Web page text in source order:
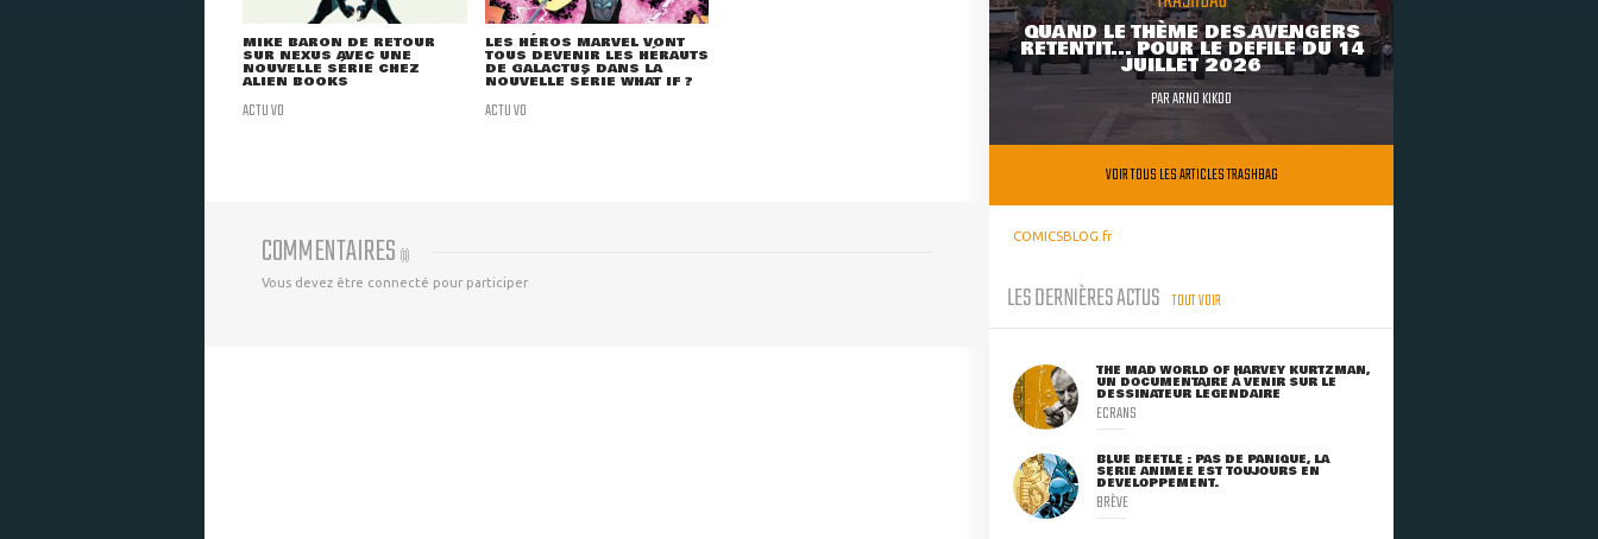
MIKE BARON DE RETOUR
SUR NEXUS AVEC UNE
NOUVELLE SÉRIE CHEZ
ALIEN BOOKS
ACTU VO
LES HÉROS MARVEL VONT
TOUS DEVENIR LES HÉRAUTS
DE GALACTUS DANS LA
NOUVELLE SÉRIE WHAT IF ?
ACTU VO
COMMENTAIRES (0)
Vous devez être connecté pour participer
QUAND LE THÈME DES AVENGERS
RETENTIT... POUR LE DÉFILÉ DU 14
JUILLET 2026
PARARNO KIKOO
VOIR TOUS LES ARTICLES TRASHBAG
COMICSBLOG.fr
LES DERNIÈRES ACTUS TOUT VOIR
THE MAD WORLD OF HARVEY KURTZMAN,
UN DOCUMENTAIRE À VENIR SUR LE
DESSINATEUR LÉGENDAIRE
ECRANS
BLUE BEETLE : PAS DE PANIQUE, LA
SÉRIE ANIMÉE EST TOUJOURS EN
DÉVELOPPEMENT.
BRÈVE